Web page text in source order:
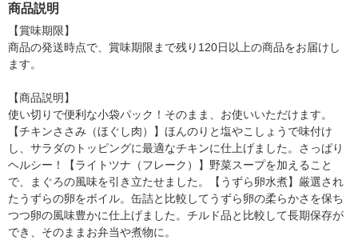
商品説明
【賞味期限】
商品の発送時点で、賞味期限まで残り120日以上の商品をお届けし
ます。
【商品説明】
使い切りで便利な小袋パック！そのまま、お使いいただけます。
【チキンささみ（ほぐし肉）】ほんのりと塩やこしょうで味付け
し、サラダのトッピングに最適なチキンに仕上げました。さっぱり
ヘルシー！【ライトツナ（フレーク）】野菜スープを加えること
で、まぐろの風味を引き立たせました。【うずら卵水煮】厳選され
たうずらの卵をボイル。缶詰と比較してうずら卵の柔らかさを保ち
つつ卵の風味豊かに仕上げました。チルド品と比較して長期保存が
でき、そのままお弁当や煮物に。